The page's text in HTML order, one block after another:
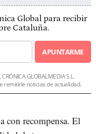
Global para recibir
Cataluña.
APUNTARME
GLOBALMEDIA S.L.
remitirle noticias de actualidad.
con recompensa. El